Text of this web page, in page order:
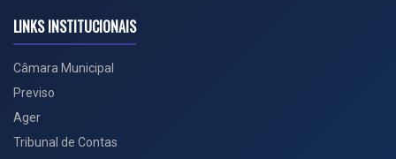
LINKS INSTITUCIONAIS
Câmara Municipal
Previso
Ager
Tribunal de Contas